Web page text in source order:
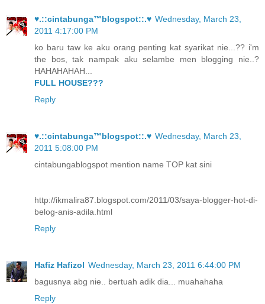
♥.::cintabunga™blogspot::.♥ Wednesday, March 23,
2011 4:17:00 PM
ko baru taw ke aku orang penting kat syarikat nie...?? i'm
the bos, tak nampak aku selambe men blogging nie..?
HAHAHAHAH...
FULL HOUSE???
Reply
♥.::cintabunga™blogspot::.♥ Wednesday, March 23,
2011 5:08:00 PM
cintabungablogspot mention name TOP kat sini
http://ikmalira87.blogspot.com/2011/03/saya-blogger-hot-di-
belog-anis-adila.html
Reply
Hafiz Hafizol Wednesday, March 23, 2011 6:44:00 PM
bagusnya abg nie.. bertuah adik dia... muahahaha
Reply